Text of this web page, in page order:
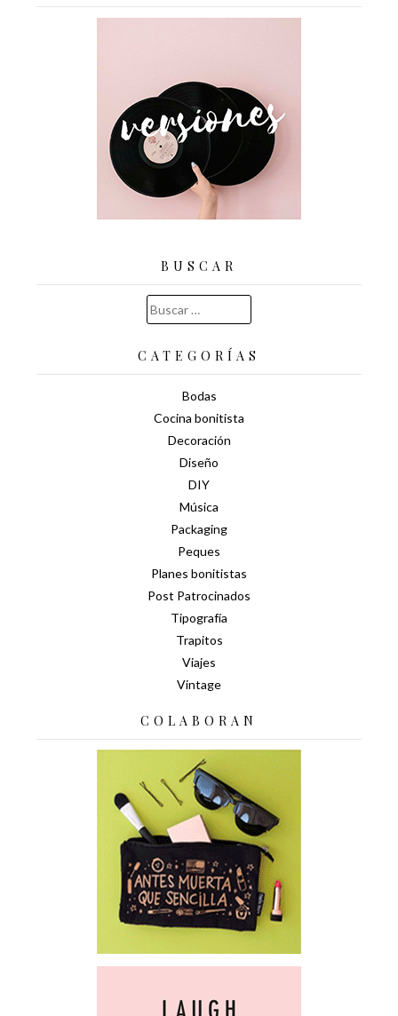
BUSCAR
Buscar:
CATEGORÍAS
Bodas
Cocina bonitista
Decoración
Diseño
DIY
Música
Packaging
Peques
Planes bonitistas
Post Patrocinados
Tipografía
Trapitos
Viajes
Vintage
COLABORAN